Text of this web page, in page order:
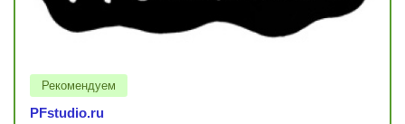
Рекомендуем
PFstudio.ru